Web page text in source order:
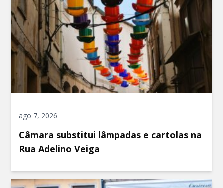
ago 7, 2026
Câmara substitui lâmpadas e cartolas na
Rua Adelino Veiga